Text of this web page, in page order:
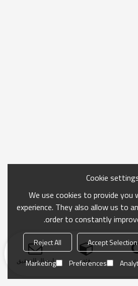
فئة ارسال التحقيق
Cookie
We use cookies to provide
experience. They also allow us to
order to constantly
Accept Selection
Reject All
Preferences
Marketing